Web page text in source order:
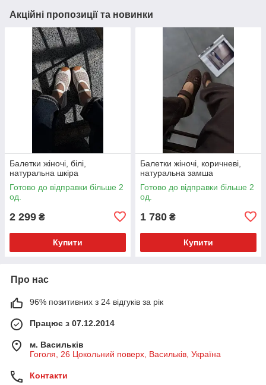
Акційні пропозиції та новинки
Балетки жіночі, білі,
натуральна шкіра
Готово до відправки більше 2
од.
2 299 ₴
Купити
Балетки жіночі, коричневі,
натуральна замша
Готово до відправки більше 2
од.
1 780 ₴
Купити
Про нас
96% позитивних з 24 відгуків за рік
Працює з 07.12.2014
м. Васильків
Гоголя, 26 Цокольний поверх, Васильків, Україна
Контакти